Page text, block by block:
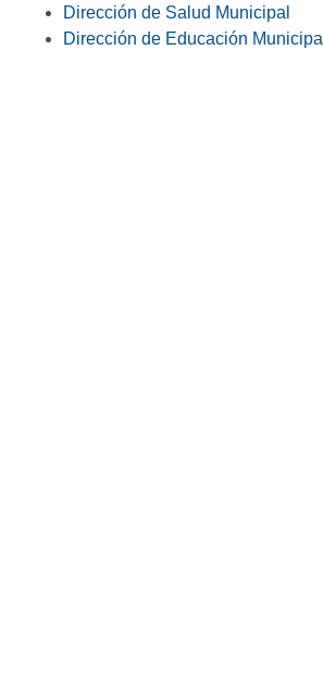
Dirección de Salud Municipal
Dirección de Educación Municipal